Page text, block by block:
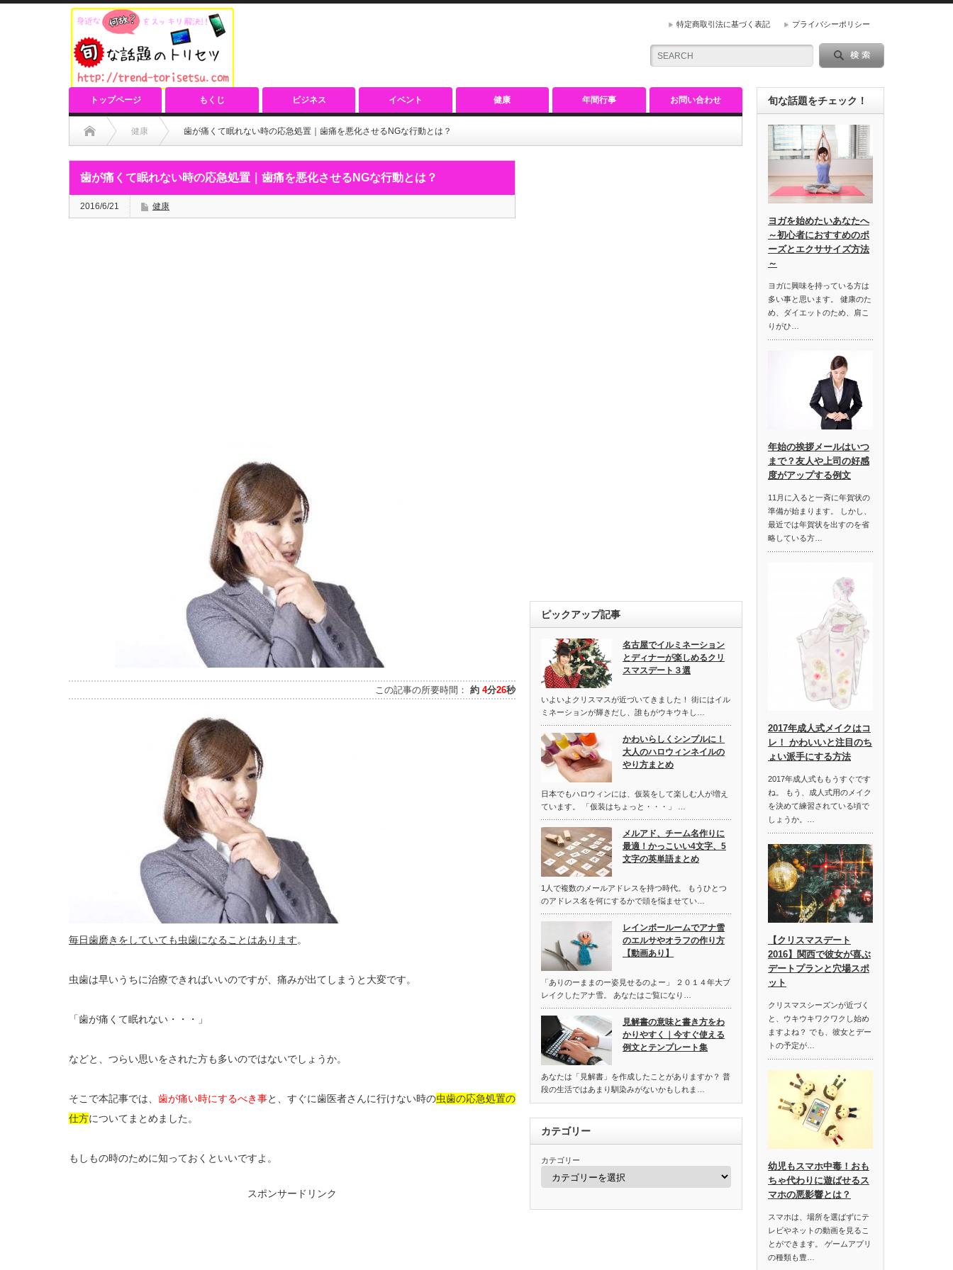
特定商取引法に基づく表記 プライバシーポリシー
トップページ もくじ ビジネス イベント 健康 年間行事 お問い合わせ
健康 歯が痛くて眠れない時の応急処置｜歯痛を悪化させるNGな行動とは？
歯が痛くて眠れない時の応急処置｜歯痛を悪化させるNGな行動とは？
2016/6/21 健康
この記事の所要時間： 約 4分26秒
毎日歯磨きをしていても虫歯になることはあります。
虫歯は早いうちに治療できればいいのですが、痛みが出てしまうと大変です。
「歯が痛くて眠れない・・・」
などと、つらい思いをされた方も多いのではないでしょうか。
そこで本記事では、 歯が痛い時にするべき事と、すぐに歯医者さんに行けない時の虫歯の応急処置の
仕方についてまとめました。
もしもの時のために知っておくといいですよ。
スポンサードリンク
ピックアップ記事
名古屋でイルミネーション
とディナーが楽しめるクリ
スマスデート３選
いよいよクリスマスが近づいてきました！ 街にはイル
ミネーションが輝きだし、誰もがウキウキし…
かわいらしくシンプルに！
大人のハロウィンネイルの
やり方まとめ
日本でもハロウィンには、仮装をして楽しむ人が増え
ています。 「仮装はちょっと・・・」 …
メルアド、チーム名作りに
最適！かっこいい4文字、5
文字の英単語まとめ
1人で複数のメールアドレスを持つ時代。 もうひとつ
のアドレス名を何にするかで頭を悩ませてい…
レインボールームでアナ雪
のエルサやオラフの作り方
【動画あり】
「ありのーままのー姿見せるのよー」 ２０１４年大ブ
レイクしたアナ雪。 あなたはご覧になり…
見解書の意味と書き方をわ
かりやすく｜今すぐ使える
例文とテンプレート集
あなたは「見解書」を作成したことがありますか？ 普
段の生活ではあまり馴染みがないかもしれま…
カテゴリー
カテゴリー
旬な話題をチェック！
ヨガを始めたいあなたへ
～初心者におすすめのポ
ーズとエクササイズ方法
～
ヨガに興味を持っている方は
多い事と思います。 健康のた
め、ダイエットのため、肩こ
りがひ…
年始の挨拶メールはいつ
まで？友人や上司の好感
度がアップする例文
11月に入ると一斉に年賀状の
準備が始まります。 しかし、
最近では年賀状を出すのを省
略している方…
2017年成人式メイクはコ
レ！ かわいいと注目のち
ょい派手にする方法
2017年成人式ももうすぐです
ね。 もう、成人式用のメイク
を決めて練習されている頃で
しょうか。…
【クリスマスデート
2016】関西で彼女が喜ぶ
デートプランと穴場スポ
ット
クリスマスシーズンが近づく
と、ウキウキワクワクし始め
ますよね？ でも、彼女とデー
トの予定が…
幼児もスマホ中毒！おも
ちゃ代わりに遊ばせるス
マホの悪影響とは？
スマホは、場所を選ばずにテ
レビやネットの動画を見るこ
とができます。 ゲームアプリ
の種類も豊…